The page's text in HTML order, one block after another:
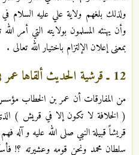
ولذلك بلغهم ولاية علي عليه
وأن يهنئه المسلمون بولايته التي أمر
بمعنى إعلان الإلتزام باختيار الله تعالى .
12 ـ قرشية الحديث ألقاها عمر في البحر
من المفارقات أن عمر بن الخطاب
( الخلافة لا تكون إلا في قريش )
قريشاً قبيلة النبي صلى الله عليه و
سلطان محمد ونحن قومه وعشيرته ؟!